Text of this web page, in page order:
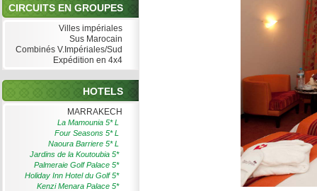
CIRCUITS EN GROUPES
Villes impériales
Sus Marocain
Combinés V.Impériales/Sud
Expédition en 4x4
HOTELS
MARRAKECH
La Mamounia 5* L
Four Seasons 5* L
Naoura Barriere 5* L
Jardins de la Koutoubia 5*
Palmeraie Golf Palace 5*
Holiday Inn Hotel du Golf 5*
Kenzi Menara Palace 5*